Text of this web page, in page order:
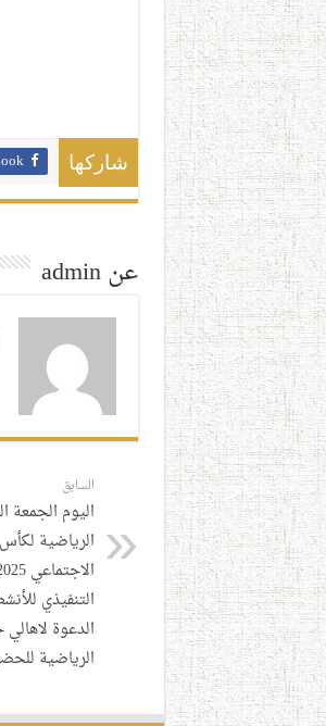
شاركها
عن admin
السابق
اليوم الجمعة
الرياضية
التنفيذي
الدعوة
الرياضية